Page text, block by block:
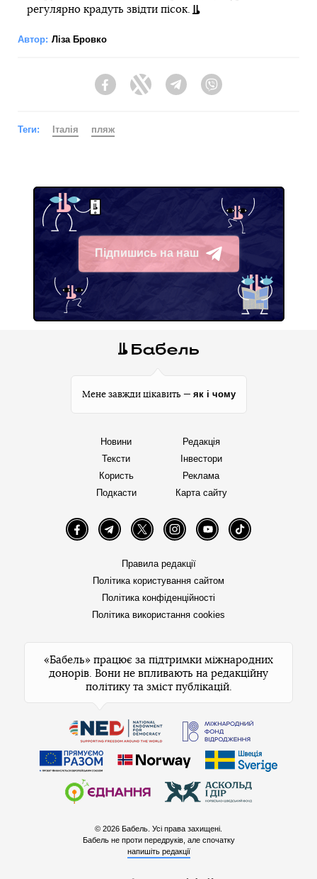
регулярно крадуть звідти пісок.
Автор: Ліза Бровко
FacebookTwitter Telegram
Теги: Італія пляж
Підпишись на наш
Telegram
Мене завжди цікавить — як і чому
Новини
Тексти
Користь
Подкасти
Редакція
Інвестори
Реклама
Карта сайту
FacebookTelegramTwitter InstagramYouTube TikTok
Правила редакції
Політика користування сайтом
Політика конфіденційності
Політика використання cookies
«Бабель» працює за підтримки міжнародних
донорів. Вони не впливають на редакційну
політику та зміст публікацій.
© 2026 Бабель. Усі права захищені.
Бабель не проти передруків, але спочатку
напишіть редакції